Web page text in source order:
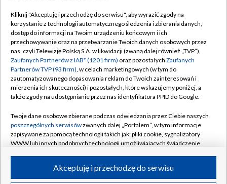
TVP
Abonament TVP
Emisja w TVP
Centrum informacji TVP
Naziemna Telewizja Cyfrowa
Rada Programowa
System NOS
Informacje o nadawcy
Program dla prasy
Regulamin TVP
Polityka prywatności
Moje zgody
Pomoc
Kontakt
Kanały
Kliknij "Akceptuję i przechodzę do serwisu", aby wyrazić zgody na
korzystanie z technologii automatycznego śledzenia i zbierania danych,
dostęp do informacji na Twoim urządzeniu końcowym i ich
przechowywanie oraz na przetwarzanie Twoich danych osobowych przez
nas, czyli Telewizję Polską S.A. w likwidacji (zwaną dalej również „TVP”),
Zaufanych Partnerów z IAB* (1201 firm) oraz pozostałych Zaufanych
Partnerów TVP (93 firm), w celach marketingowych (w tym do
zautomatyzowanego dopasowania reklam do Twoich zainteresowań i
mierzenia ich skuteczności) i pozostałych, które wskazujemy poniżej, a
także zgody na udostępnianie przez nas identyfikatora PPID do Google.
Twoje dane osobowe zbierane podczas odwiedzania przez Ciebie naszych
poszczególnych serwisówzwanych dalej „Portalem”, w tym informacje
zapisywane za pomocą technologii takich jak: pliki cookie, sygnalizatory
WWW lub innych podobnych technologii umożliwiających świadczenie
ruchu w Internecie.Akceptuję i przechodzę do serwisu